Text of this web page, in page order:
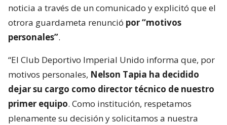
noticia a través de un comunicado y explicitó que el
otrora guardameta renunció por “motivos
personales”.
“El Club Deportivo Imperial Unido informa que, por
motivos personales, Nelson Tapia ha decidido
dejar su cargo como director técnico de nuestro
primer equipo. Como institución, respetamos
plenamente su decisión y solicitamos a nuestra